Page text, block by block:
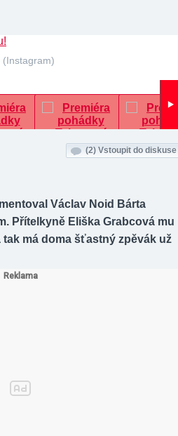
(Instagram)
(2) Vstoupit do diskuse
Václav Noid Bárta
Přítelkyně Eliška Grabcová mu
má doma šťastný zpěvák už